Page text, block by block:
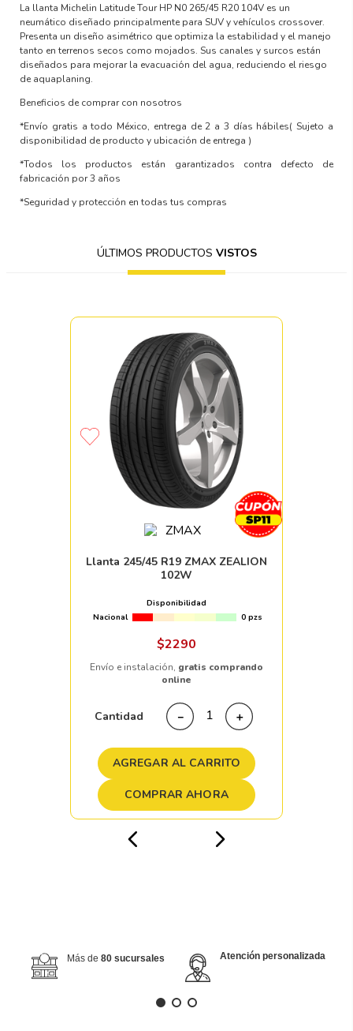
La llanta Michelin Latitude Tour HP N0 265/45 R20 104V es un
neumático diseñado principalmente para SUV y vehículos crossover.
Presenta un diseño asimétrico que optimiza la estabilidad y el manejo
tanto en terrenos secos como mojados. Sus canales y surcos están
diseñados para mejorar la evacuación del agua, reduciendo el riesgo
de aquaplaning.
Beneficios de comprar con nosotros
*Envío gratis a todo México, entrega de 2 a 3 días hábiles( Sujeto a
disponibilidad de producto y ubicación de entrega )
*Todos los productos están garantizados contra defecto de
fabricación por 3 años
*Seguridad y protección en todas tus compras
ÚLTIMOS PRODUCTOS VISTOS
Llanta 245/45 R19 ZMAX ZEALION
102W
Disponibilidad
Nacional
0 pzs
$2290
Envío e instalación, gratis comprando
online
Cantidad ＋
－
AGREGAR AL CARRITO
COMPRAR AHORA
Más de 80 sucursales Atención personalizada